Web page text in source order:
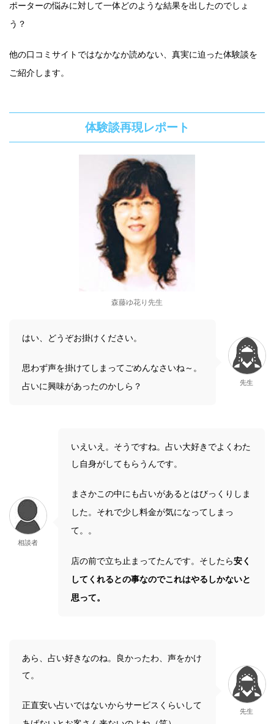
ポーターの悩みに対して一体どのような結果を出したのでしょ
う？
他の口コミサイトではなかなか読めない、真実に迫った体験談を
ご紹介します。
体験談再現レポート
森藤ゆ花り先生
はい、どうぞお掛けください。
思わず声を掛けてしまってごめんなさいね～。
占いに興味があったのかしら？
先生
相談者
いえいえ。そうですね。占い大好きでよくわた
し自身がしてもらうんです。
まさかこの中にも占いがあるとはびっくりしま
した。それで少し料金が気になってしまっ
て。。
店の前で立ち止まってたんです。そしたら安く
してくれるとの事なのでこれはやるしかないと
思って。
あら、占い好きなのね。良かったわ、声をかけ
て。
正直安い占いではないからサービスくらいして
先生